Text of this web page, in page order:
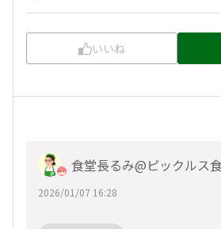
いいね
食堂長るみ@ピックルス
2026/01/07 16:28